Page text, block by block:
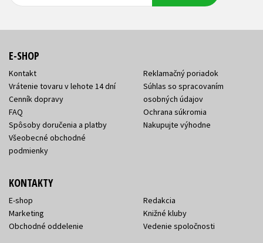
E-SHOP
Kontakt
Vrátenie tovaru v lehote 14 dní
Cenník dopravy
FAQ
Spôsoby doručenia a platby
Všeobecné obchodné
podmienky
Reklamačný poriadok
Súhlas so spracovaním
osobných údajov
Ochrana súkromia
Nakupujte výhodne
KONTAKTY
E-shop
Marketing
Obchodné oddelenie
Redakcia
Knižné kluby
Vedenie spoločnosti